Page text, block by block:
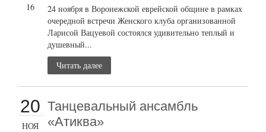
16
24 ноября в Воронежской еврейской общине в рамках
очередной встречи Женского клуба организованной
Ларисой Вацуевой состоялся удивительно теплый и
душевный...
Читать далее
20
НОЯ
Танцевальный ансамбль
«Атиква»